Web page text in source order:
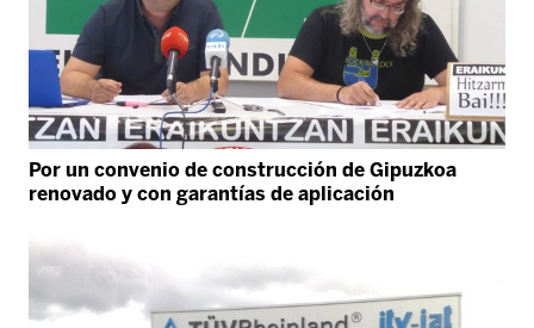
Por un convenio de construcción de Gipuzkoa
renovado y con garantías de aplicación